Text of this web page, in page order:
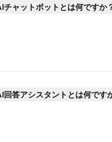
ャットボットとは何ですか
答アシスタントとは何です